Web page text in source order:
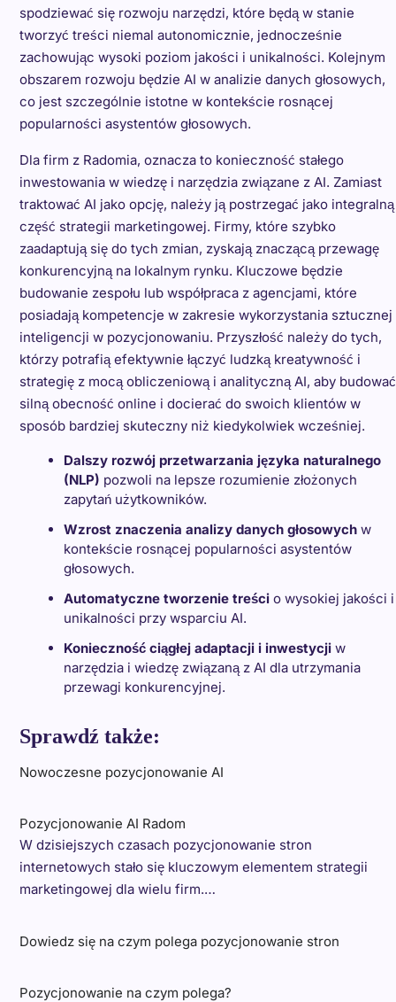
spodziewać się rozwoju narzędzi, które będą w stanie
tworzyć treści niemal autonomicznie, jednocześnie
zachowując wysoki poziom jakości i unikalności. Kolejnym
obszarem rozwoju będzie AI w analizie danych głosowych,
co jest szczególnie istotne w kontekście rosnącej
popularności asystentów głosowych.
Dla firm z Radomia, oznacza to konieczność stałego
inwestowania w wiedzę i narzędzia związane z AI. Zamiast
traktować AI jako opcję, należy ją postrzegać jako integralną
część strategii marketingowej. Firmy, które szybko
zaadaptują się do tych zmian, zyskają znaczącą przewagę
konkurencyjną na lokalnym rynku. Kluczowe będzie
budowanie zespołu lub współpraca z agencjami, które
posiadają kompetencje w zakresie wykorzystania sztucznej
inteligencji w pozycjonowaniu. Przyszłość należy do tych,
którzy potrafią efektywnie łączyć ludzką kreatywność i
strategię z mocą obliczeniową i analityczną AI, aby budować
silną obecność online i docierać do swoich klientów w
sposób bardziej skuteczny niż kiedykolwiek wcześniej.
Dalszy rozwój przetwarzania języka naturalnego
(NLP) pozwoli na lepsze rozumienie złożonych
zapytań użytkowników.
Wzrost znaczenia analizy danych głosowychw
kontekście rosnącej popularności asystentów
głosowych.
Automatyczne tworzenie treścio wysokiej jakości i
unikalności przy wsparciu AI.
Konieczność ciągłej adaptacji i inwestycjiw
narzędzia i wiedzę związaną z AI dla utrzymania
przewagi konkurencyjnej.
Sprawdź także:
Nowoczesne pozycjonowanie AI
Pozycjonowanie AI Radom
W dzisiejszych czasach pozycjonowanie stron
internetowych stało się kluczowym elementem strategii
marketingowej dla wielu firm.…
Dowiedz się na czym polega pozycjonowanie stron
Pozycjonowanie na czym polega?